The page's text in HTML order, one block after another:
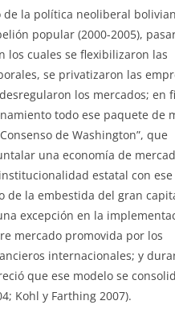
de la política neoliberal
popular (2000-2005),
los cuales se flexibilizaron las
se privatizaron las
los mercados; en
todo ese paquete de
de Washington”, que
una economía de
estatal con
de la embestida del gran
excepción en la
mercado promovida por los
internacionales; y
que ese modelo se
Kohl y Farthing 2007).